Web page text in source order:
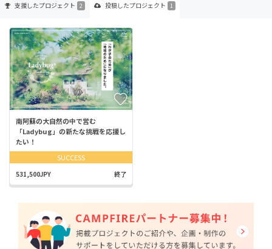
支援したプロジェクト 2 投稿したプロジェクト 1
南阿蘇の大自然の中で営む
「Ladybug」の新たな挑戦を応援し
たい！
SUCCESS
531,500JPY 終了